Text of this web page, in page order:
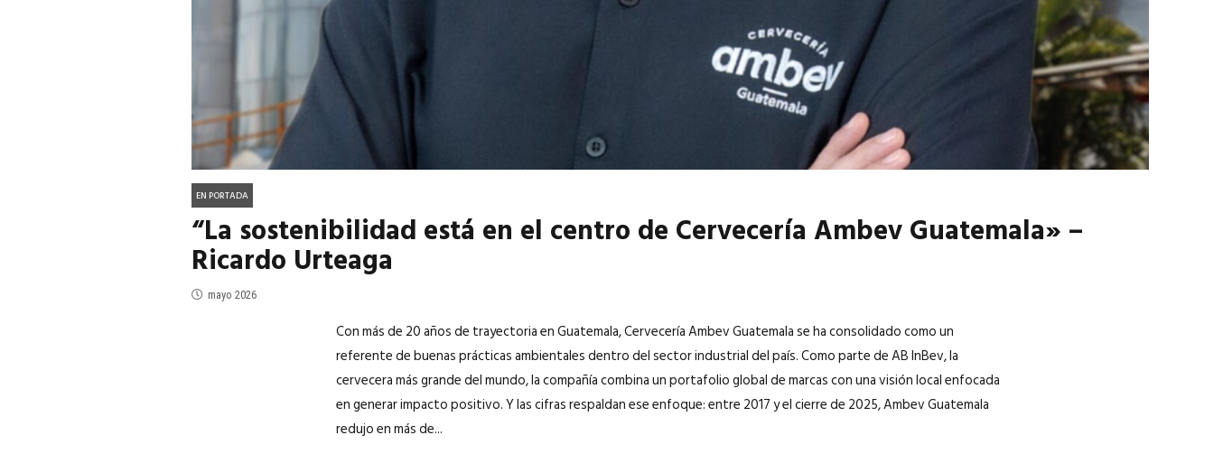
EN PORTADA
“La sostenibilidad está en el centro de Cervecería Ambev Guatemala» –
Ricardo Urteaga
mayo 2026
Con más de 20 años de trayectoria en Guatemala, Cervecería Ambev Guatemala se ha consolidado como un
referente de buenas prácticas ambientales dentro del sector industrial del país. Como parte de AB InBev, la
cervecera más grande del mundo, la compañía combina un portafolio global de marcas con una visión local enfocada
en generar impacto positivo. Y las cifras respaldan ese enfoque: entre 2017 y el cierre de 2025, Ambev Guatemala
redujo en más de...